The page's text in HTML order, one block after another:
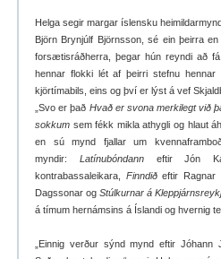
Helga segir margar íslensku
Björn Brynjúlf Björnsson, sé ein þeirra
forsætisráðherra, þegar hún reyndi að
hennar flokki lét af þeirri stefnu
kjörtímabils, eins og því er lýst á vef
„Svo er það Hvað er svona merkilegt við
sokkum sem fékk mikla athygli og hlaut
en sú mynd fjallar um
myndir: Latínubóndanneftir Jón
kontrabassaleikara, Finndiðeftir Ragnar
Dagssonar og Stúlkurnar á
á tímum hernámsins á Íslandi og hvernig
„Einnig verður sýnd mynd eftir Jóhann